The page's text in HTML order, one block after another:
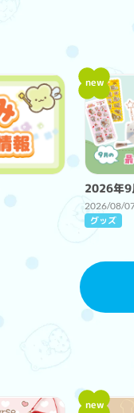
2026年9
2026/08/
グッズ
new
new